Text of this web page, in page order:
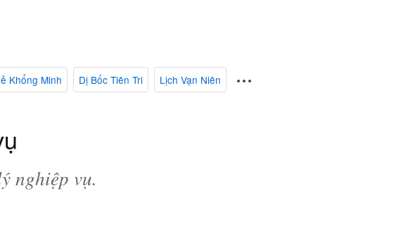
Khổng Minh Dị Bốc Tiên Tri
Lịch Vạn Niên
nghiệp vụ.